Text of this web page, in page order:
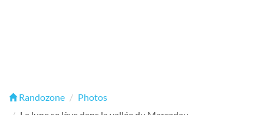
Randozone
Photos